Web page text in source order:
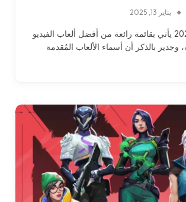
يناير 13, 2025
يبدو أن عام 2025 يأتي بقائمة رائعة من أفضل ألعاب الفيديو
وجدير بالذكر أن أسماء الألعاب المُقدمة